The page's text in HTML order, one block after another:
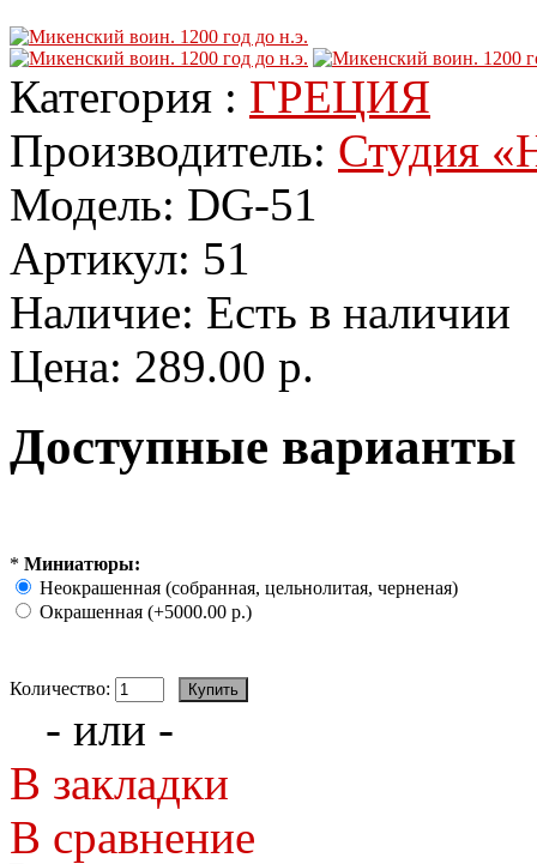
Категория : ГРЕЦИЯ
Производитель: Студия
Модель: DG-51
Артикул: 51
Наличие: Есть в наличии
Цена: 289.00 р.
Доступные варианты
* Миниатюры:
Неокрашенная (собранная, цельнолитая, черненая)
Окрашенная (+5000.00 р.)
Количество:
- или -
В закладки
В сравнение